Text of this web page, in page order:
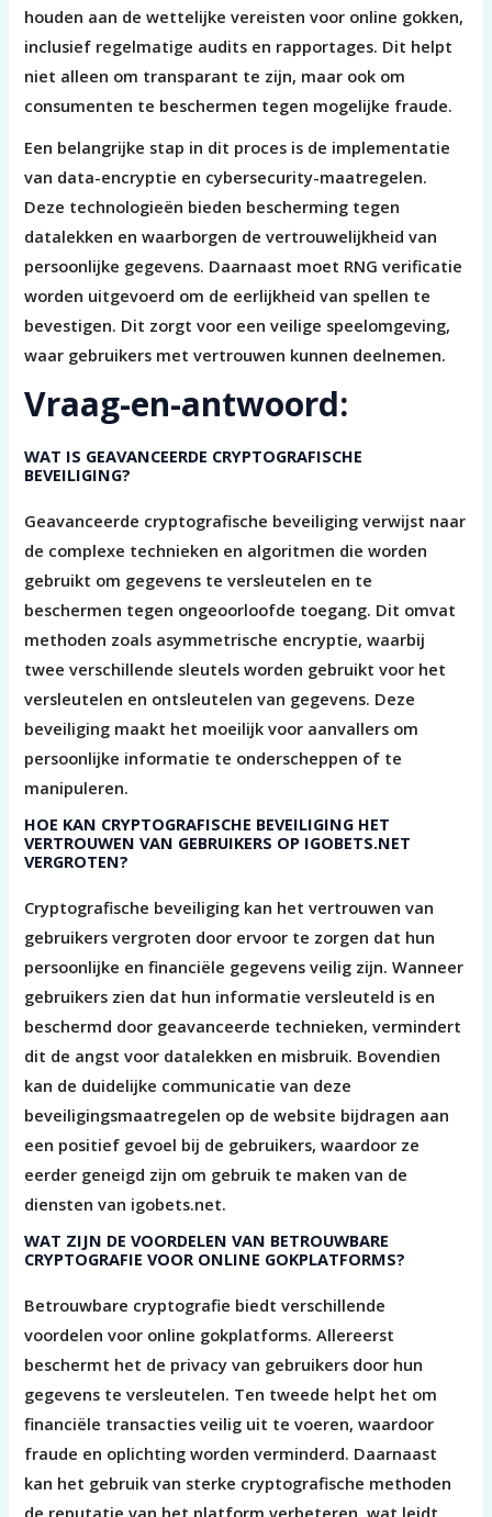
houden aan de wettelijke vereisten voor online gokken,
inclusief regelmatige audits en rapportages. Dit helpt
niet alleen om transparant te zijn, maar ook om
consumenten te beschermen tegen mogelijke fraude.
Een belangrijke stap in dit proces is de implementatie
van data-encryptie en cybersecurity-maatregelen.
Deze technologieën bieden bescherming tegen
datalekken en waarborgen de vertrouwelijkheid van
persoonlijke gegevens. Daarnaast moet RNG verificatie
worden uitgevoerd om de eerlijkheid van spellen te
bevestigen. Dit zorgt voor een veilige speelomgeving,
waar gebruikers met vertrouwen kunnen deelnemen.
Vraag-en-antwoord:
WAT IS GEAVANCEERDE CRYPTOGRAFISCHE
BEVEILIGING?
Geavanceerde cryptografische beveiliging verwijst naar
de complexe technieken en algoritmen die worden
gebruikt om gegevens te versleutelen en te
beschermen tegen ongeoorloofde toegang. Dit omvat
methoden zoals asymmetrische encryptie, waarbij
twee verschillende sleutels worden gebruikt voor het
versleutelen en ontsleutelen van gegevens. Deze
beveiliging maakt het moeilijk voor aanvallers om
persoonlijke informatie te onderscheppen of te
manipuleren.
HOE KAN CRYPTOGRAFISCHE BEVEILIGING HET
VERTROUWEN VAN GEBRUIKERS OP IGOBETS.NET
VERGROTEN?
Cryptografische beveiliging kan het vertrouwen van
gebruikers vergroten door ervoor te zorgen dat hun
persoonlijke en financiële gegevens veilig zijn. Wanneer
gebruikers zien dat hun informatie versleuteld is en
beschermd door geavanceerde technieken, vermindert
dit de angst voor datalekken en misbruik. Bovendien
kan de duidelijke communicatie van deze
beveiligingsmaatregelen op de website bijdragen aan
een positief gevoel bij de gebruikers, waardoor ze
eerder geneigd zijn om gebruik te maken van de
diensten van igobets.net.
WAT ZIJN DE VOORDELEN VAN BETROUWBARE
CRYPTOGRAFIE VOOR ONLINE GOKPLATFORMS?
Betrouwbare cryptografie biedt verschillende
voordelen voor online gokplatforms. Allereerst
beschermt het de privacy van gebruikers door hun
gegevens te versleutelen. Ten tweede helpt het om
financiële transacties veilig uit te voeren, waardoor
fraude en oplichting worden verminderd. Daarnaast
kan het gebruik van sterke cryptografische methoden